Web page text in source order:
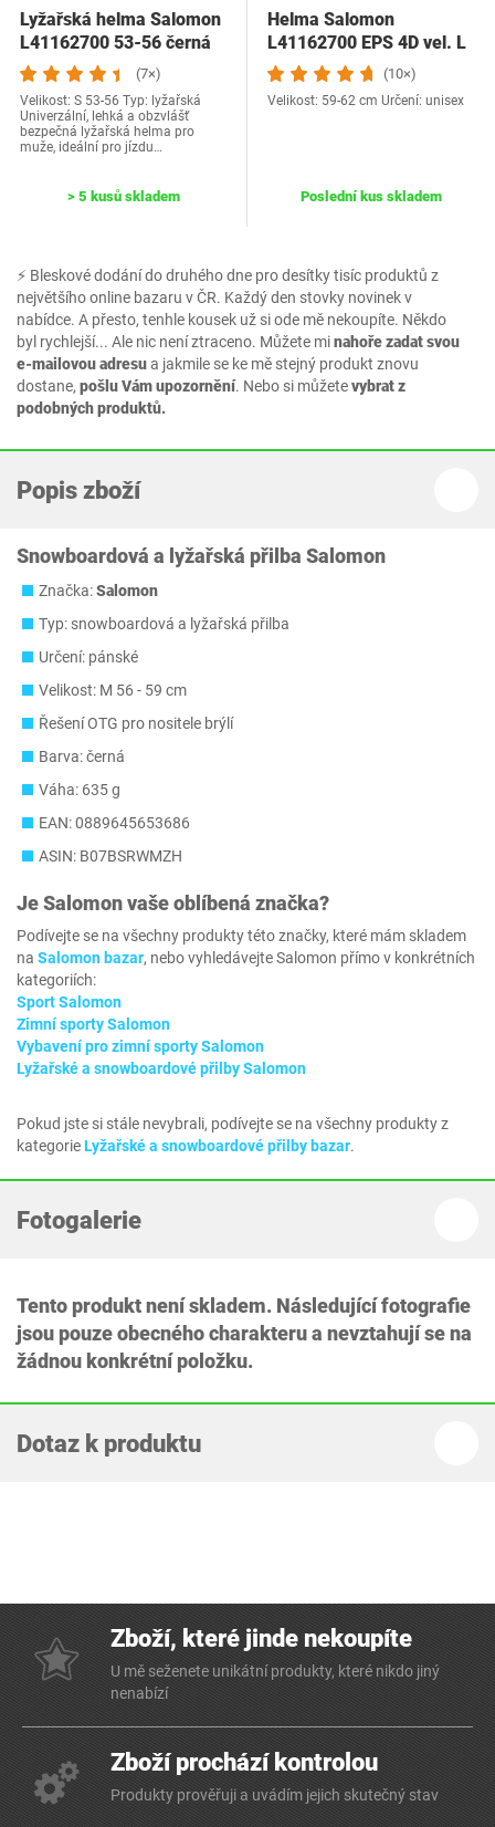
⚡ Bleskové dodání do druhého dne pro desítky tisíc produktů z
největšího online bazaru v ČR. Každý den stovky novinek v
nabídce. A přesto, tenhle kousek už si ode mě nekoupíte. Někdo
byl rychlejší... Ale nic není ztraceno. Můžete minahoře zadat svou
e-mailovou adresua jakmile se ke mě stejný produkt znovu
dostane, pošlu Vám upozornění. Nebo si můžetevybrat z
podobných produktů.
Lyžařská helma Salomon
L41162700 53-56 černá
(7×)
Velikost: S 53-56 Typ: lyžařská
Univerzální, lehká a obzvlášť
bezpečná lyžařská helma pro
muže, ideální pro jízdu…
> 5 kusů skladem
Helma Salomon
L41162700 EPS 4D vel. L
(10×)
Velikost: 59-62 cm Určení: unisex
Poslední kus skladem
Popis zboží
Snowboardová a lyžařská přilba Salomon
Značka:Salomon
Typ: snowboardová a lyžařská přilba
Určení: pánské
Velikost: M 56 - 59 cm
Řešení OTG pro nositele brýlí
Barva: černá
Váha: 635 g
EAN: 0889645653686
ASIN: B07BSRWMZH
JeSalomonvaše oblíbená značka?
Podívejte se na všechny produkty této značky, které mám skladem
na Salomon bazar, nebo vyhledávejte Salomon přímo v konkrétních
kategoriích:
Sport Salomon
Zimní sporty Salomon
Vybavení pro zimní sporty Salomon
Lyžařské a snowboardové přilby Salomon
Pokud jste si stále nevybrali, podívejte se na všechny produkty z
kategorieLyžařské a snowboardové přilby bazar.
Fotogalerie
Tento produkt není skladem. Následující fotografie
jsou pouze obecného charakteru a nevztahují se na
žádnou konkrétní položku.
Dotaz k produktu
Zboží, které jinde nekoupíte
U mě seženete unikátní produkty, které nikdo jiný
nenabízí
Zboží prochází kontrolou
Produkty prověřuji a uvádím jejich skutečný stav